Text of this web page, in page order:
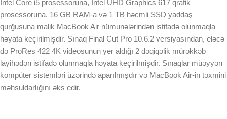
Intel Core i5 prosessoruna, Intel UHD Graphics 617 qrafik
prosessoruna, 16 GB RAM-a və 1 TB həcmli SSD yaddaş
qurğusuna malik MacBook Air nümunələrindən istifadə olunmaqla
həyata keçirilmişdir. Sınaq Final Cut Pro 10.6.2 versiyasından, eləcə
də ProRes 422 4K videosunun yer aldığı 2 dəqiqəlik mürəkkəb
layihədən istifadə olunmaqla həyata keçirilmişdir. Sınaqlar müəyyən
kompüter sistemləri üzərində aparılmışdır və MacBook Air-in təxmini
məhsuldarlığını əks edir.